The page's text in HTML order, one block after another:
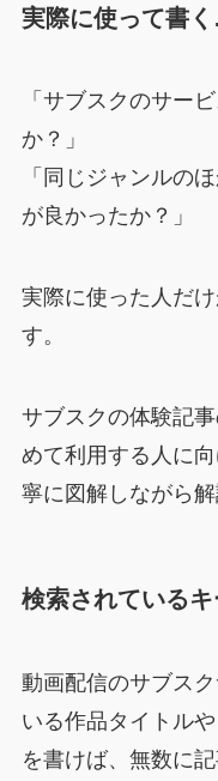
実際に使って書
「サブスクのサー
か？」
「同じジャンルの
が良かったか？」
実際に使った人だ
す。
サブスクの体験記
めて利用する人に
寧に図解しながら
検索されているキ
動画配信のサブス
いる作品タイトル
を書けば、無数に